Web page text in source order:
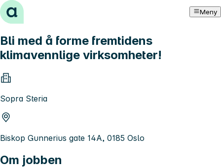
Hopp til innhold Meny
Bli med å forme fremtidens
klimavennlige virksomheter!
Sopra Steria
Biskop Gunnerius gate 14A, 0185 Oslo
Om jobben